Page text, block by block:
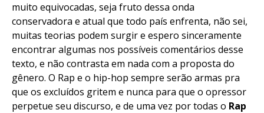
muito equivocadas, seja fruto dessa onda
conservadora e atual que todo país enfrenta, não sei,
muitas teorias podem surgir e espero sinceramente
encontrar algumas nos possíveis comentários desse
texto, e não contrasta em nada com a proposta do
gênero. O Rap e o hip-hop sempre serão armas pra
que os excluídos gritem e nunca para que o opressor
perpetue seu discurso, e de uma vez por todas o Rap